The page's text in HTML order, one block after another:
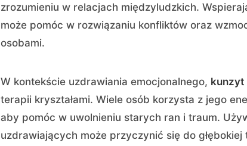
zrozumieniu w relacjach międzyludzkich.
może pomóc w rozwiązaniu konfliktów oraz
osobami.
W kontekście uzdrawiania emocjonalnego, kunzyt
terapii kryształami. Wiele osób korzysta z jego
aby pomóc w uwolnieniu starych ran i traum.
uzdrawiających może przyczynić się do